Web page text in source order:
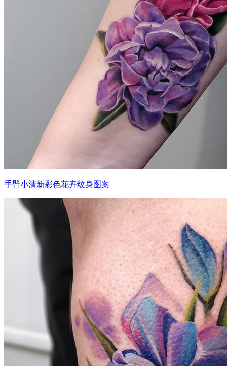
手臂小清新彩色花卉纹身图案